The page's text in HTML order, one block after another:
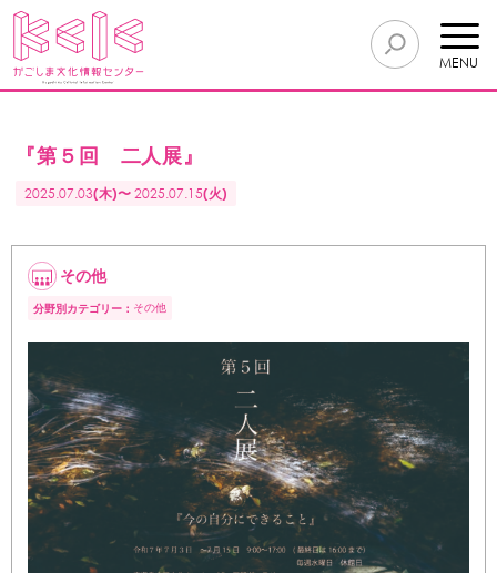
MENU
『第５回 二人展』
2025.07.03(木)〜2025.07.15(火)
その他
分野別カテゴリー： その他